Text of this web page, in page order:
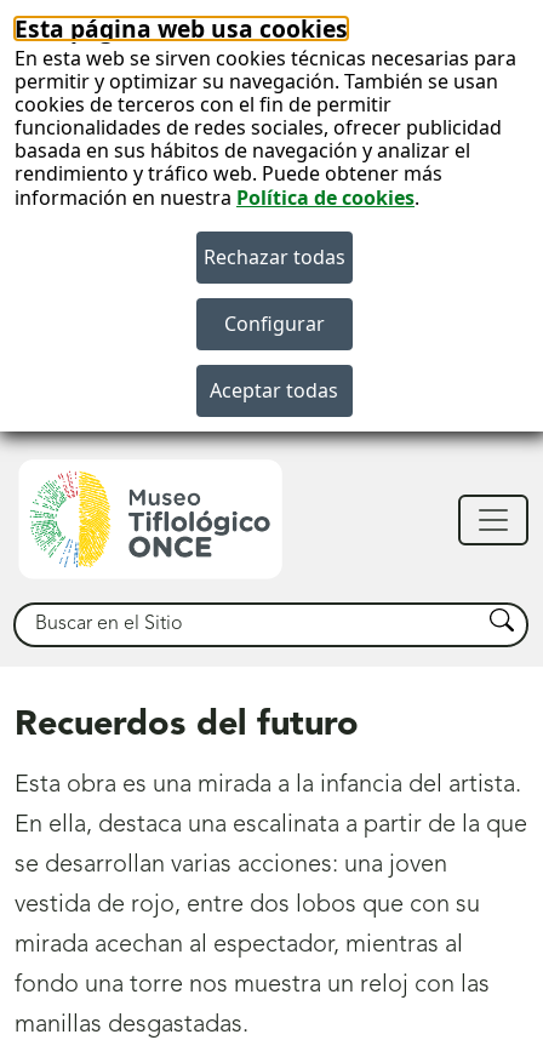
Esta página web usa cookies
En esta web se sirven cookies técnicas necesarias para
permitir y optimizar su navegación. También se usan
cookies de terceros con el fin de permitir
funcionalidades de redes sociales, ofrecer publicidad
basada en sus hábitos de navegación y analizar el
rendimiento y tráfico web. Puede obtener más
información en nuestra Política de cookies.
Buscar Buscar
Recuerdos del futuro
Esta obra es una mirada a la infancia del artista.
En ella, destaca una escalinata a partir de la que
se desarrollan varias acciones: una joven
vestida de rojo, entre dos lobos que con su
mirada acechan al espectador, mientras al
fondo una torre nos muestra un reloj con las
manillas desgastadas.